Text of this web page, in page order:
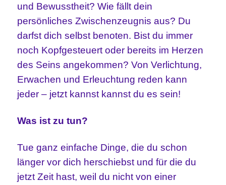
und Bewusstheit?Wie fällt dein
persönliches Zwischenzeugnis aus? Du
darfst dich selbst benoten. Bist du immer
noch Kopfgesteuert oder bereits im Herzen
des Seins angekommen? Von Verlichtung,
Erwachen und Erleuchtung reden kann
jeder – jetzt kannst kannst du es sein!
Was ist zu tun?
Tue ganz einfache Dinge, die du schon
länger vor dich herschiebst und für die du
jetzt Zeit hast, weil du nicht von einer